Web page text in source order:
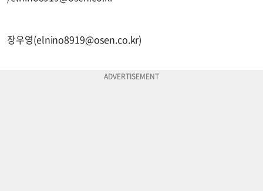
장우영(elnino8919@osen.co.kr)